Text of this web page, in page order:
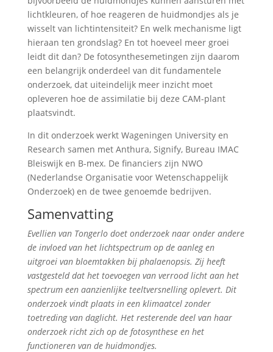
lichtkleuren, of hoe reageren de huidmondjes als je
wisselt van lichtintensiteit? En welk mechanisme ligt
hieraan ten grondslag? En tot hoeveel meer groei
leidt dit dan? De fotosynthesemetingen zijn daarom
een belangrijk onderdeel van dit fundamentele
onderzoek, dat uiteindelijk meer inzicht moet
opleveren hoe de assimilatie bij deze CAM-plant
plaatsvindt.
In dit onderzoek werkt Wageningen University en
Research samen met Anthura, Signify, Bureau IMAC
Bleiswijk en B-mex. De financiers zijn NWO
(Nederlandse Organisatie voor Wetenschappelijk
Onderzoek) en de twee genoemde bedrijven.
Samenvatting
Evellien van Tongerlo doet onderzoek naar onder andere
de invloed van het lichtspectrum op de aanleg en
uitgroei van bloemtakken bij phalaenopsis. Zij heeft
vastgesteld dat het toevoegen van verrood licht aan het
spectrum een aanzienlijke teeltversnelling oplevert. Dit
onderzoek vindt plaats in een klimaatcel zonder
toetreding van daglicht. Het resterende deel van haar
onderzoek richt zich op de fotosynthese en het
functioneren van de huidmondjes.